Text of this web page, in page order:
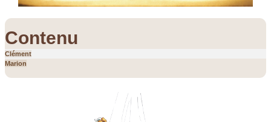
Contenu
Clément
Marion